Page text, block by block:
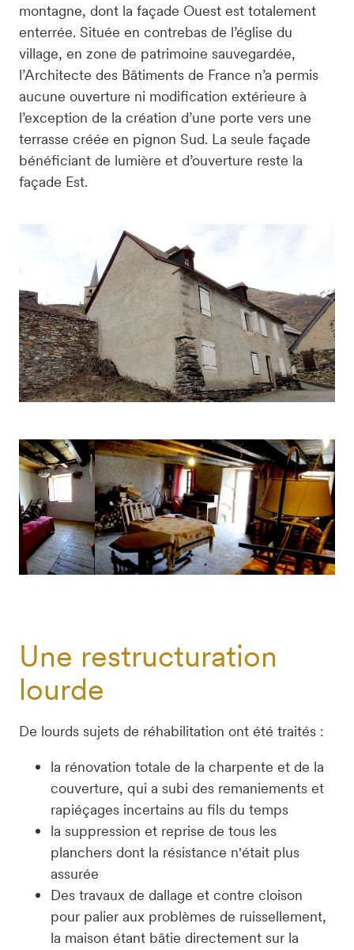
montagne, dont la façade Ouest est totalement
enterrée. Située en contrebas de l’église du
village, en zone de patrimoine sauvegardée,
l’Architecte des Bâtiments de France n’a permis
aucune ouverture ni modification extérieure à
l’exception de la création d’une porte vers une
terrasse créée en pignon Sud. La seule façade
bénéficiant de lumière et d’ouverture reste la
façade Est.
Une restructuration
lourde
De lourds sujets de réhabilitation ont été traités :
la rénovation totale de la charpente et de la
couverture, qui a subi des remaniements et
rapiéçages incertains au fils du temps
la suppression et reprise de tous les
planchers dont la résistance n'était plus
assurée
Des travaux de dallage et contre cloison
pour palier aux problèmes de ruissellement,
la maison étant bâtie directement sur la